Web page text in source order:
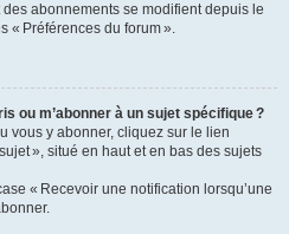
abonnements se modifient depuis le
« Préférences du forum ».
ou m’abonner à un sujet spécifique ?
vous y abonner, cliquez sur le lien
», situé en haut et en bas des sujets
« Recevoir une notification lorsqu’une